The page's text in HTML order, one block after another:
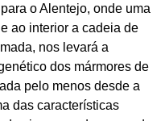
o Alentejo, onde uma
ao interior a cadeia de
nos levará a
dos mármores de
pelo menos desde a
das características